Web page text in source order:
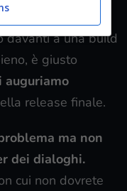
davanti a una build
è giusto
auguriamo
release finale.
ma non
dei dialoghi.
cui non dovrete